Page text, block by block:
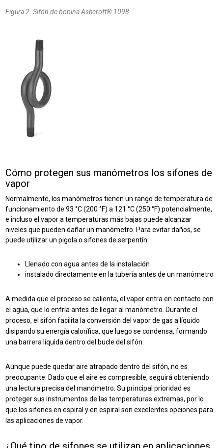
Figura 2. Sifón de bobina Ashcroft® 1098
Cómo protegen sus manómetros los sifones de
vapor
Normalmente, los manómetros tienen un rango de temperatura de
funcionamiento de 93 °C (200 °F) a 121 °C (250 °F) potencialmente,
e incluso el vapor a temperaturas más bajas puede alcanzar
niveles que pueden dañar un manómetro. Para evitar daños, se
puede utilizar un pigola o sifones de serpentín:
Llenado con agua antes de la instalación
instalado directamente en la tubería antes de un manómetro
A medida que el proceso se calienta, el vapor entra en contacto con
el agua, que lo enfría antes de llegar al manómetro. Durante el
proceso, el sifón facilita la conversión del vapor de gas a líquido
disipando su energía calorífica, que luego se condensa, formando
una barrera líquida dentro del bucle del sifón.
Aunque puede quedar aire atrapado dentro del sifón, no es
preocupante. Dado que el aire es compresible, seguirá obteniendo
una lectura precisa del manómetro. Su principal prioridad es
proteger sus instrumentos de las temperaturas extremas, por lo
que los sifones en espiral y en espiral son excelentes opciones para
las aplicaciones de vapor.